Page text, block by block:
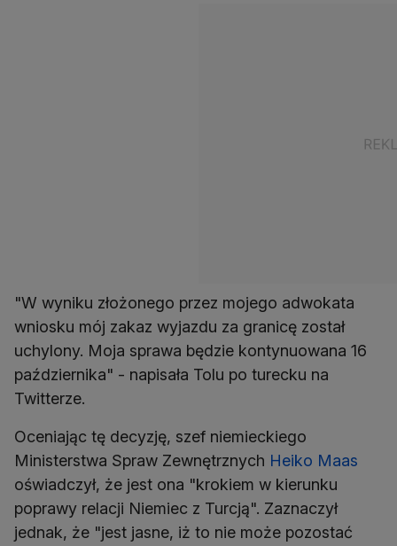
"W wyniku złożonego przez mojego adwokata
wniosku mój zakaz wyjazdu za granicę został
uchylony. Moja sprawa będzie kontynuowana 16
października" - napisała Tolu po turecku na
Twitterze.
Oceniając tę decyzję, szef niemieckiego
Ministerstwa Spraw Zewnętrznych Heiko Maas
oświadczył, że jest ona "krokiem w kierunku
poprawy relacji Niemiec z Turcją". Zaznaczył
jednak, że "jest jasne, iż to nie może pozostać